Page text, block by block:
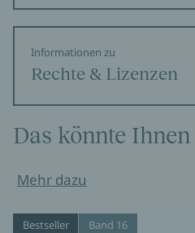
Informationen zu
Rechte & Lizenzen
Das könnte
Mehr dazu
Bestseller Band 16